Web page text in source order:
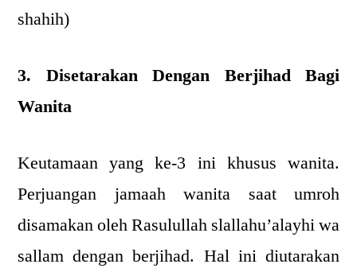
shahih)
3. Disetarakan Dengan Berjihad Bagi
Wanita
Keutamaan yang ke-3 ini khusus wanita.
Perjuangan jamaah wanita saat umroh
disamakan oleh Rasulullah slallahu’alayhi wa
sallam dengan berjihad. Hal ini diutarakan